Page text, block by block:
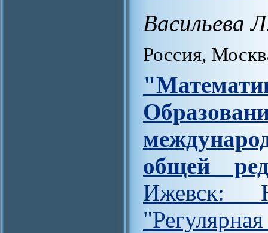
Васильева
Россия,
общей
Ижевск: